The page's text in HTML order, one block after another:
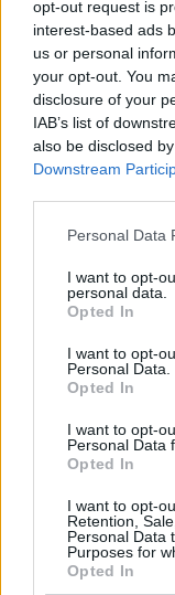
opt-out request is
interest-based ads
us or personal
your opt-out. You
disclosure of your
IAB’s list of
also be disclosed
Downstream
Personal Data
I want to opt-
personal data.
Opted In
I want to opt-
Personal Data.
Opted In
I want to opt-
Personal Data
Opted In
I want to opt-
Retention,
Personal Data
Purposes for
Opted In
Kuinka
pimeä
auringonlaskun
verran ennen
ottaen, hämärän
päiväntasaajaa
Kesä- ja
Vuonna 2026
maaliskuuta, ja
Päivän pituus